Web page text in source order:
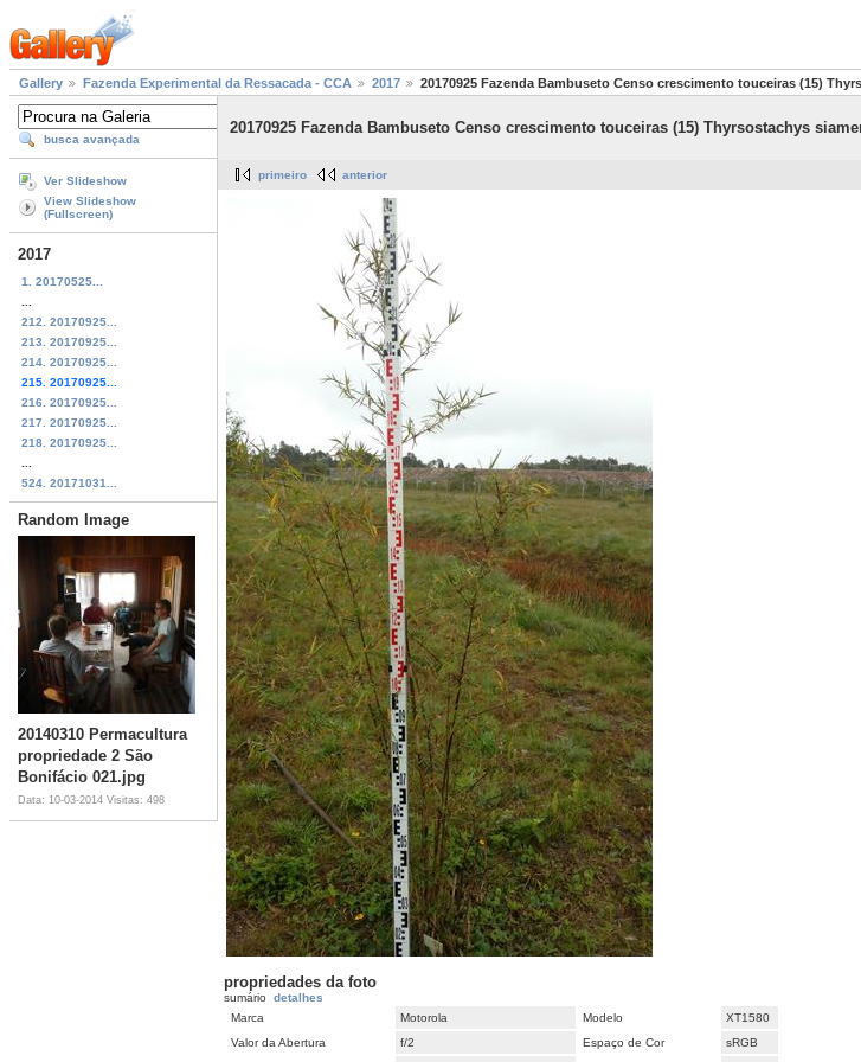
Gallery Fazenda Experimental da Ressacada - CCA 2017 20170925 Fazenda Bambuseto Censo crescimento touceiras (15)
busca avançada
Ver Slideshow
View Slideshow
(Fullscreen)
2017
1. 20170525...
212. 20170925...
213. 20170925...
214. 20170925...
215. 20170925...
216. 20170925...
217. 20170925...
218. 20170925...
524. 20171031...
Random Image
20140310 Permacultura
propriedade 2 São
Bonifácio 021.jpg
Data: 10-03-2014 Visitas: 498
20170925 Fazenda Bambuseto Censo crescimento touceiras (15) Thyrsostachys
primeiro anterior
propriedades da foto
sumário detalhes
Marca
Motorola Modelo
XT1580
Valor da Abertura
f/2 Espaço de Cor
sRGB